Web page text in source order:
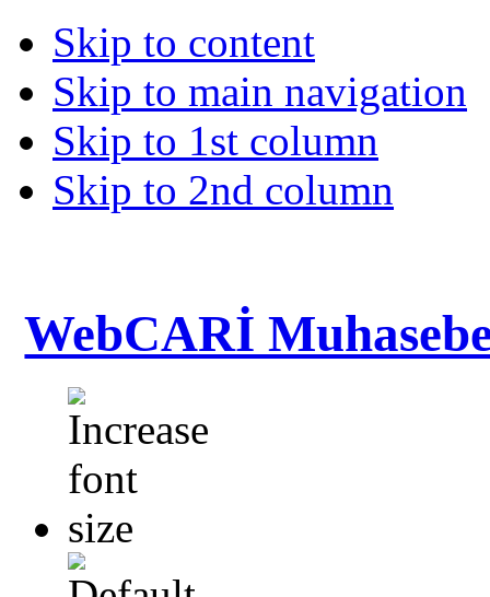
Skip to content
Skip to main navigation
Skip to 1st column
Skip to 2nd column
WebCARİ